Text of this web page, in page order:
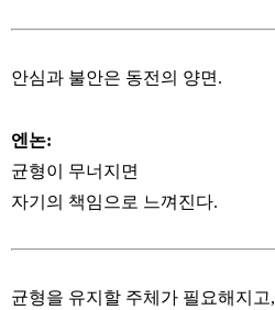
안심과 불안은 동전의 양면.
엔논:
균형이 무너지면
자기의 책임으로 느껴진다.
균형을 유지할 주체가 필요해지고,